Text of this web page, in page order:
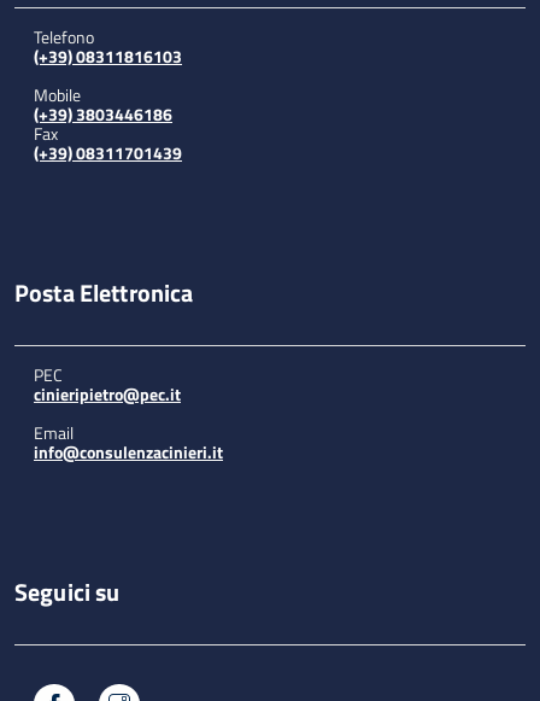
Telefono
(+39) 08311816103
Mobile
(+39) 3803446186
Fax
(+39) 08311701439
Posta Elettronica
PEC
cinieripietro@pec.it
Email
info@consulenzacinieri.it
Seguici su
Facebook